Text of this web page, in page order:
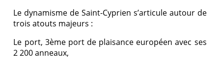
Le dynamisme de Saint-Cyprien s’articule autour de
trois atouts majeurs :
Le port, 3ème port de plaisance européen avec ses
2 200 anneaux,